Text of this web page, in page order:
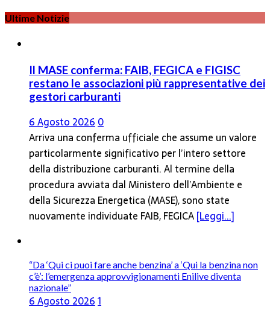
Ultime Notizie
Il MASE conferma: FAIB, FEGICA e FIGISC
restano le associazioni più rappresentative dei
gestori carburanti
6 Agosto 20260
Arriva una conferma ufficiale che assume un valore
particolarmente significativo per l’intero settore
della distribuzione carburanti. Al termine della
procedura avviata dal Ministero dell’Ambiente e
della Sicurezza Energetica (MASE), sono state
nuovamente individuate FAIB, FEGICA[Leggi...]
“Da ‘Qui ci puoi fare anche benzina’ a ‘Qui la benzina non
c’è’: l’emergenza approvvigionamenti Enilive diventa
nazionale”
6 Agosto 20261